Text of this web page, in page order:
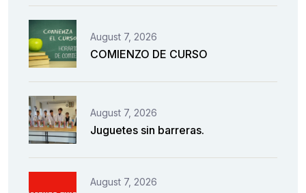
August 7, 2026
COMIENZO DE CURSO
August 7, 2026
Juguetes sin barreras.
August 7, 2026